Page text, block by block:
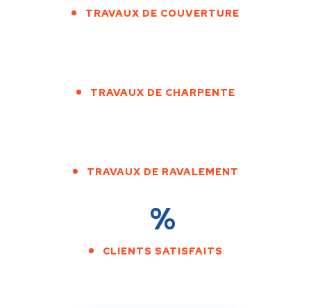
TRAVAUX DE COUVERTURE
TRAVAUX DE CHARPENTE
TRAVAUX DE RAVALEMENT
%
CLIENTS SATISFAITS